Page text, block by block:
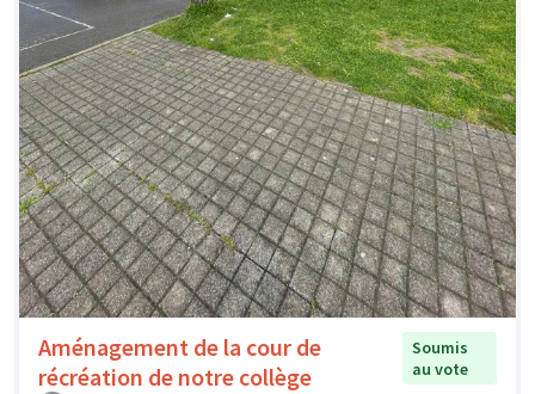
Aménagement de la cour de
récréation de notre collège
Soumis
au vote